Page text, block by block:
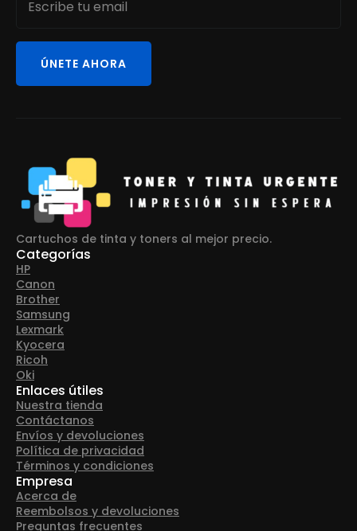
ÚNETE AHORA
Cartuchos de tinta y toners al mejor precio.
Categorías
HP
Canon
Brother
Samsung
Lexmark
Kyocera
Ricoh
Oki
Enlaces útiles
Nuestra tienda
Contáctanos
Envíos y devoluciones
Política de privacidad
Términos y condiciones
Empresa
Acerca de
Reembolsos y devoluciones
Preguntas frecuentes